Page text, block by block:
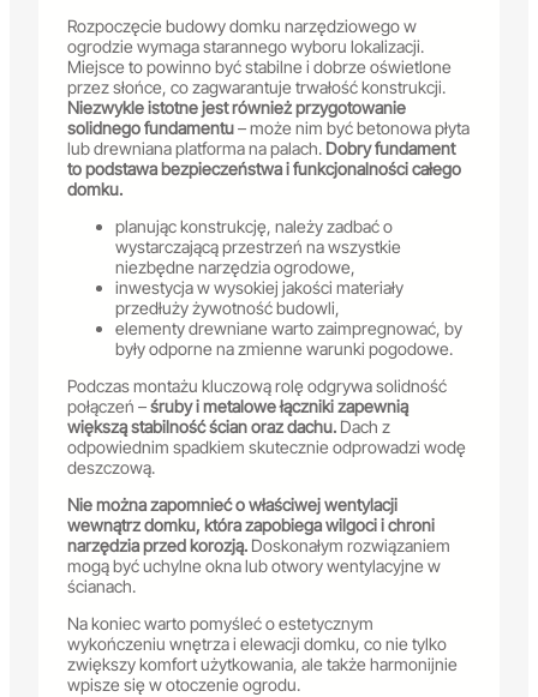
Rozpoczęcie budowy domku narzędziowego w
ogrodzie wymaga starannego wyboru lokalizacji.
Miejsce to powinno być stabilne i dobrze oświetlone
przez słońce, co zagwarantuje trwałość konstrukcji.
Niezwykle istotne jest również przygotowanie
solidnego fundamentu– może nim być betonowa płyta
lub drewniana platforma na palach. Dobry fundament
to podstawa bezpieczeństwa i funkcjonalności całego
domku.
planując konstrukcję, należy zadbać o
wystarczającą przestrzeń na wszystkie
niezbędne narzędzia ogrodowe,
inwestycja w wysokiej jakości materiały
przedłuży żywotność budowli,
elementy drewniane warto zaimpregnować, by
były odporne na zmienne warunki pogodowe.
Podczas montażu kluczową rolę odgrywa solidność
połączeń –śruby i metalowe łączniki zapewnią
większą stabilność ścian oraz dachu. Dach z
odpowiednim spadkiem skutecznie odprowadzi wodę
deszczową.
Nie można zapomnieć o właściwej wentylacji
wewnątrz domku, która zapobiega wilgoci i chroni
narzędzia przed korozją. Doskonałym rozwiązaniem
mogą być uchylne okna lub otwory wentylacyjne w
ścianach.
Na koniec warto pomyśleć o estetycznym
wykończeniu wnętrza i elewacji domku, co nie tylko
zwiększy komfort użytkowania, ale także harmonijnie
wpisze się w otoczenie ogrodu.